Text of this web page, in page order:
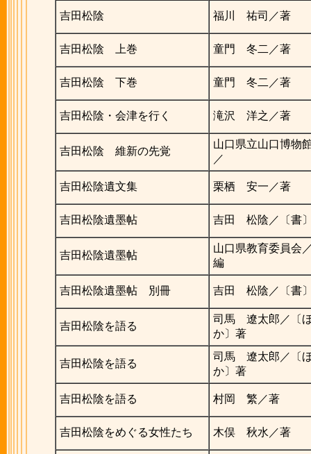
吉田松陰 福川 祐司／著
吉田松陰 上巻 童門 冬二／著
吉田松陰 下巻 童門 冬二／著
吉田松陰・会津を行く 滝沢 洋之／著
吉田松陰 維新の先覚
山口県立山口博物
／
吉田松陰遺文集 栗栖 安一／著
吉田松陰遺墨帖 吉田 松陰／〔書
吉田松陰遺墨帖
山口県教育委員会
編
吉田松陰遺墨帖 別冊 吉田 松陰／〔書
吉田松陰を語る
司馬 遼太郎／〔
か〕著
吉田松陰を語る
司馬 遼太郎／〔
か〕著
吉田松陰を語る 村岡 繁／著
吉田松陰をめぐる女性たち 木俣 秋水／著